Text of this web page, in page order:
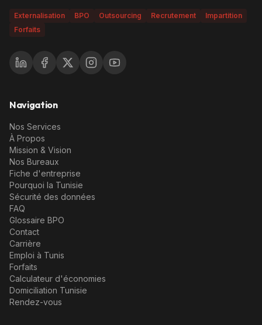
Externalisation BPO Outsourcing Recrutement
Impartition
Forfaits
Navigation
Nos Services
À Propos
Mission & Vision
Nos Bureaux
Fiche d'entreprise
Pourquoi la Tunisie
Sécurité des données
FAQ
Glossaire BPO
Contact
Carrière
Emploi à Tunis
Forfaits
Calculateur d'économies
Domiciliation Tunisie
Rendez-vous